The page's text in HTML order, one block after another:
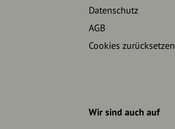
Datenschutz
AGB
Cookies zurücksetzen
Wir sind auch auf